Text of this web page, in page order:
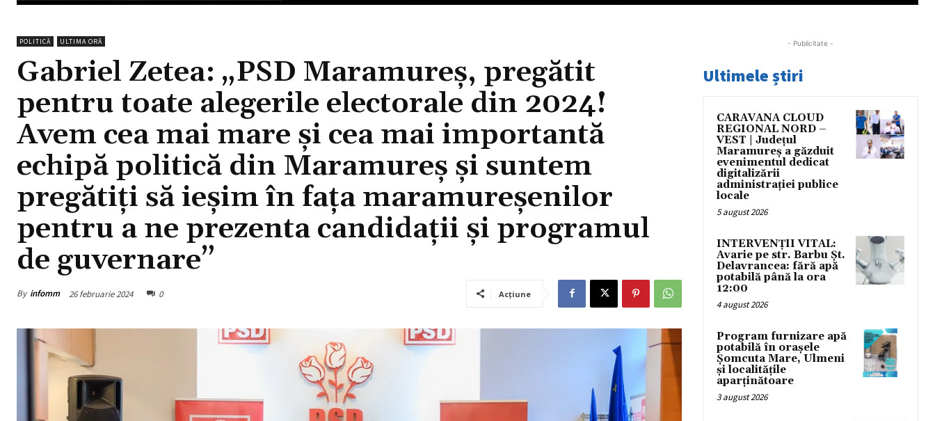
POLITICĂ ULTIMA ORĂ
Gabriel Zetea: „PSD Maramureș, pregătit
pentru toate alegerile electorale din 2024!
Avem cea mai mare și cea mai importantă
echipă politică din Maramureș și suntem
pregătiți să ieșim în fața maramureșenilor
pentru a ne prezenta candidații și programul
de guvernare”
By infomm 26 februarie 2024 0 Acțiune
- Publicitate -
Ultimele știri
CARAVANA CLOUD
REGIONAL NORD –
VEST | Județul
Maramureș a găzduit
evenimentul dedicat
digitalizării
administrației publice
locale
5 august 2026
INTERVENȚII VITAL:
Avarie pe str. Barbu Șt.
Delavrancea: fără apă
potabilă până la ora
12:00
4 august 2026
Program furnizare apă
potabilă în orașele
Șomcuta Mare, Ulmeni
și localitățile
aparținătoare
3 august 2026